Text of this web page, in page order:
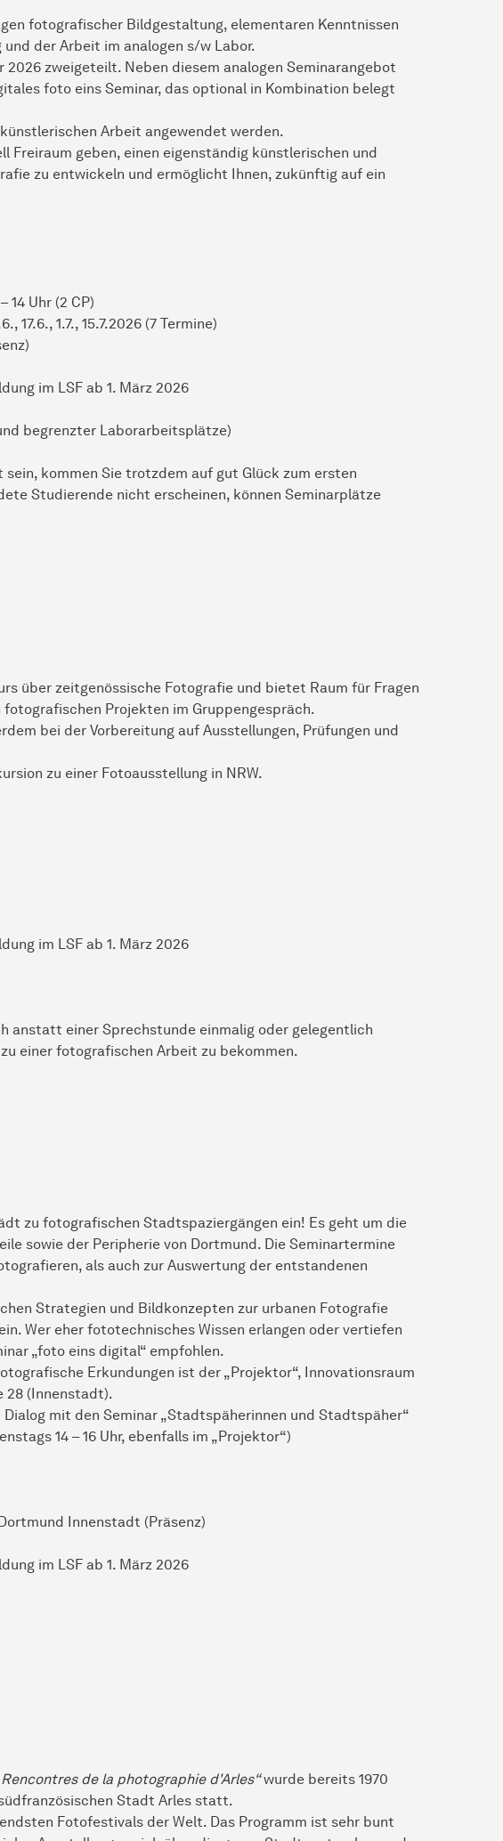
fotografischer Bildgestaltung, elementaren Kenntnissen
der Arbeit im analogen s/w Labor.
2026 zweigeteilt. Neben diesem analogen Seminarangebot
foto eins Seminar, das optional in Kombination belegt
Arbeit angewendet werden.
Freiraum geben, einen eigenständig künstlerischen und
zu entwickeln und ermöglicht Ihnen, zukünftig auf ein
Uhr (2 CP)
1.7., 15.7.2026 (7 Termine)
im LSF ab 1. März 2026
begrenzter Laborarbeitsplätze)
kommen Sie trotzdem auf gut Glück zum ersten
Studierende nicht erscheinen, können Seminarplätze
über zeitgenössische Fotografie und bietet Raum für Fragen
Projekten im Gruppengespräch.
bei der Vorbereitung auf Ausstellungen, Prüfungen und
zu einer Fotoausstellung in NRW.
im LSF ab 1. März 2026
anstatt einer Sprechstunde einmalig oder gelegentlich
einer fotografischen Arbeit zu bekommen.
zu fotografischen Stadtspaziergängen ein! Es geht um die
sowie der Peripherie von Dortmund. Die Seminartermine
als auch zur Auswertung der entstandenen
Strategien und Bildkonzepten zur urbanen Fotografie
Wer eher fototechnisches Wissen erlangen oder vertiefen
„foto eins digital“ empfohlen.
Erkundungen ist der „Projektor“, Innovationsraum
28 (Innenstadt).
mit den Seminar „Stadtspäherinnen und Stadtspäher“
14 – 16 Uhr, ebenfalls im „Projektor“)
Innenstadt (Präsenz)
im LSF ab 1. März 2026
Rencontres de la photographie d'Arles“wurde bereits 1970
Stadt Arles statt.
Fotofestivals der Welt. Das Programm ist sehr bunt